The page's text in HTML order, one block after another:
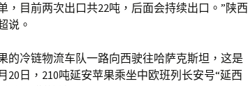
，目前两次出口共22吨，后面会持续出口。”陕西
说。
的冷链物流车队一路向西驶往哈萨克斯坦，这是
20日，210吨延安苹果乘坐中欧班列长安号“延西